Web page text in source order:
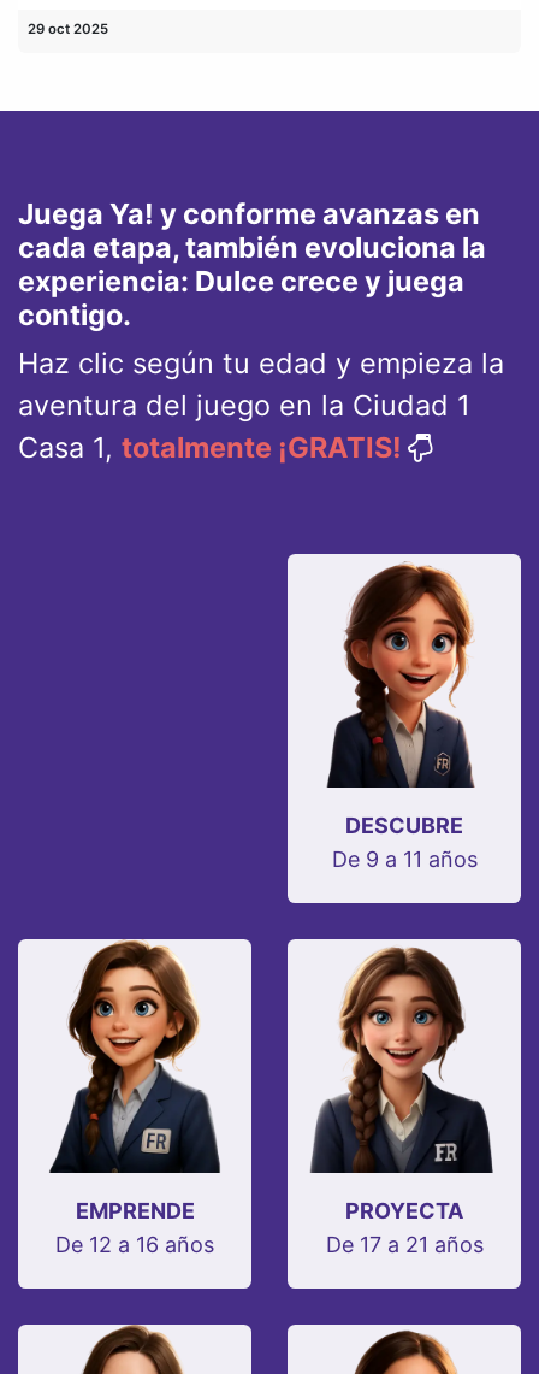
29 oct 2025
Juega Ya! y conforme avanzas en
cada etapa, también evoluciona la
experiencia: Dulce crece y juega
contigo.
Haz clic según tu edad y empieza la
aventura del juego en la Ciudad 1
Casa 1, totalmente ¡GRATIS!
DESCUBRE
De 9 a 11 años
EMPRENDE
De 12 a 16 años
PROYECTA
De 17 a 21 años